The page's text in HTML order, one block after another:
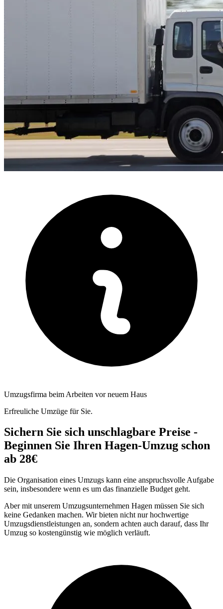
Umzugsfirma beim Arbeiten vor neuem Haus
Erfreuliche Umzüge für Sie.
Sichern Sie sich unschlagbare Preise -
Beginnen Sie Ihren Hagen-Umzug schon
ab 28€
Die Organisation eines Umzugs kann eine anspruchsvolle Aufgabe
sein, insbesondere wenn es um das finanzielle Budget geht.
Aber mit unserem Umzugsunternehmen Hagen müssen Sie sich
keine Gedanken machen. Wir bieten nicht nur hochwertige
Umzugsdienstleistungen an, sondern achten auch darauf, dass Ihr
Umzug so kostengünstig wie möglich verläuft.